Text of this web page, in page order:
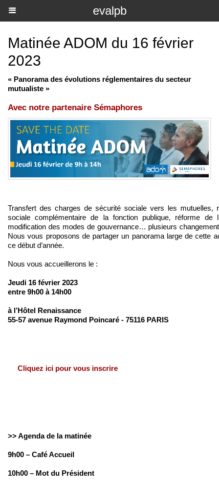
evalpb
Matinée ADOM du 16 février
2023
« Panorama des évolutions réglementaires du secteur
mutualiste »
Avec notre partenaire Sémaphores
Transfert des charges de sécurité sociale vers les mutuelles,
sociale complémentaire de la fonction publique, réforme de
modification des modes de gouvernance… plusieurs
Nous vous proposons de partager un panorama large de cette
ce début d’année.
Nous vous accueillerons le :
Jeudi 16 février 2023
entre 9h00 à 14h00
à l’Hôtel Renaissance
55-57 avenue Raymond Poincaré - 75116 PARIS
Cliquez ici pour vous inscrire
>> Agenda de la matinée
9h00 – Café Accueil
10h00 – Mot du Président